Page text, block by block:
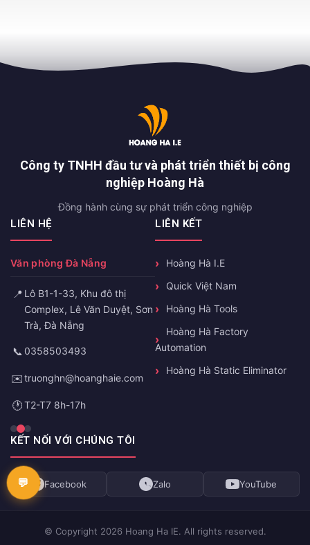
Công ty TNHH đầu tư và phát triển thiết bị công
nghiệp Hoàng Hà
Đồng hành cùng sự phát triển công nghiệp
LIÊN HỆ
Văn phòng Đà Nẵng
📍 Lô B1-1-33, Khu đô thị
Complex, Lê Văn Duyệt, Sơn
Trà, Đà Nẵng
📞 0358503493
✉️truonghn@hoanghaie.com
🕐T2-T7 8h-17h
LIÊN KẾT
Hoàng Hà I.E
Quick Việt Nam
Hoàng Hà Tools
Hoàng Hà Factory
Automation
Hoàng Hà Static Eliminator
KẾT NỐI VỚI CHÚNG TÔI
Facebook Zalo YouTube
© Copyright 2026 Hoang Ha IE. All rights reserved.